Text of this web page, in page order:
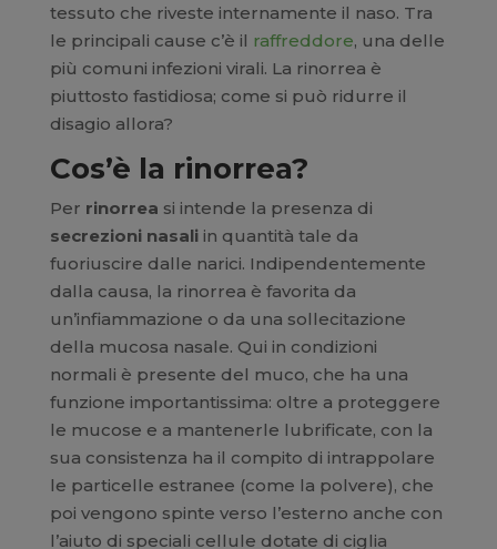
tessuto che riveste internamente il naso. Tra
le principali cause c’è il raffreddore, una delle
più comuni infezioni virali. La rinorrea è
piuttosto fastidiosa; come si può ridurre il
disagio allora?
Cos’è la rinorrea?
Per rinorrea si intende la presenza di
secrezioni nasaliin quantità tale da
fuoriuscire dalle narici. Indipendentemente
dalla causa, la rinorrea è favorita da
un’infiammazione o da una sollecitazione
della mucosa nasale. Qui in condizioni
normali è presente del muco, che ha una
funzione importantissima: oltre a proteggere
le mucose e a mantenerle lubrificate, con la
sua consistenza ha il compito di intrappolare
le particelle estranee (come la polvere), che
poi vengono spinte verso l’esterno anche con
l’aiuto di speciali cellule dotate di ciglia